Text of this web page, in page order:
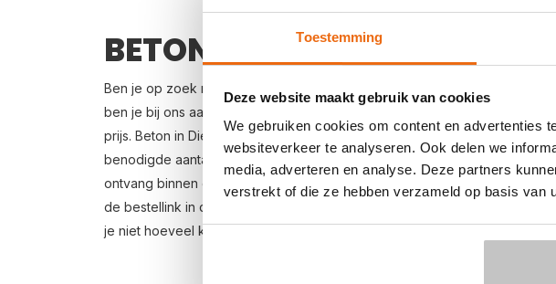
Toestemming
Deze website maakt gebruik van cookies
We gebruiken cookies om content en advertenties
websiteverkeer te analyseren. Ook delen we
media, adverteren en analyse. Deze partners
verstrekt of die ze hebben verzameld op basis van
BETON BESTELLEN IN
Ben je op zoek naar een leverancier bij jou in de buurt die goedkoop
ben je bij ons aan het juiste adres. Wij bezorgen kant-en-klaar beton in
prijs. Beton in Diepenheim bestellen is eenvoudig: vraag vrijblijvend een
benodigde aantal m3, het type beton, de optionele keuze voor een
ontvang binnen enkele seconden een gerichte prijs per e-mail voor
de bestellink in de offertemail je beton bestellen. Levering in Diepenheim
je niet hoeveel kuub betonspecie je nodig hebt? Zie voor de berekening: